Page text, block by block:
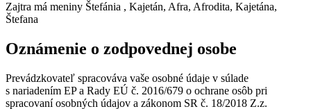
Zajtra má meniny Štefánia , Kajetán, Afra, Afrodita, Kajetána,
Štefana
Oznámenie o zodpovednej osobe
Prevádzkovateľ spracováva vaše osobné údaje v súlade
s nariadením EP a Rady EÚ č. 2016/679 o ochrane osôb pri
spracovaní osobných údajov a zákonom SR č. 18/2018 Z.z.